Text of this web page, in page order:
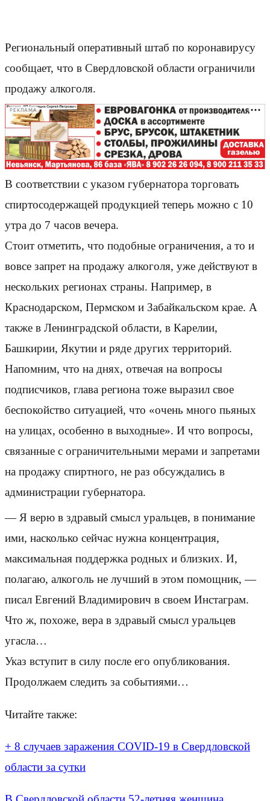
Региональный оперативный штаб по коронавирусу
сообщает, что в Свердловской области ограничили
продажу алкоголя.
РЕКЛАМА
В соответствии с указом губернатора торговать
спиртосодержащей продукцией теперь можно с 10
утра до 7 часов вечера.
Стоит отметить, что подобные ограничения, а то и
вовсе запрет на продажу алкоголя, уже действуют в
нескольких регионах страны. Например, в
Краснодарском, Пермском и Забайкальском крае. А
также в Ленинградской области, в Карелии,
Башкирии, Якутии и ряде других территорий.
Напомним, что на днях, отвечая на вопросы
подписчиков, глава региона тоже выразил свое
беспокойство ситуацией, что «очень много пьяных
на улицах, особенно в выходные». И что вопросы,
связанные с ограничительными мерами и запретами
на продажу спиртного, не раз обсуждались в
администрации губернатора.
— Я верю в здравый смысл уральцев, в понимание
ими, насколько сейчас нужна концентрация,
максимальная поддержка родных и близких. И,
полагаю, алкоголь не лучший в этом помощник, —
писал Евгений Владимирович в своем Инстаграм.
Что ж, похоже, вера в здравый смысл уральцев
угасла…
Указ вступит в силу после его опубликования.
Продолжаем следить за событиями…
Читайте также:
+ 8 случаев заражения COVID-19 в Свердловской
области за сутки